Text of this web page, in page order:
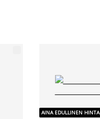
AINA EDULLINEN HINTA